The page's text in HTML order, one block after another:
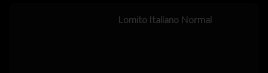
Lomito Italiano Normal